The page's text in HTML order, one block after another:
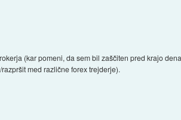
(kar pomeni, da sem bil zaščiten pred krajo
med različne forex trejderje).